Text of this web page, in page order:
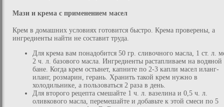
Мази и крема с применением масел
Крем в домашних условиях готовится быстро. Крема проверены, а
ингредиенты найти не составит труда.
Для крема вам понадобится 50 гр. сливочного масла, 1 ст. л.
2 ч. л. базового масла. Ингредиенты растапливаем на водяной
бане. Когда крем остынет, капните по 2-3 капли масел иланг-
иланг, розмарин, герань. Хранить такой крем нужно в
холодильнике, а пользоваться 2 раза в день.
Для второго рецепта смешайте 1 ч. л. вазелина и 0,5 ч. л.
оливкового масла, перемешайте и добавьте к этой смеси по 5